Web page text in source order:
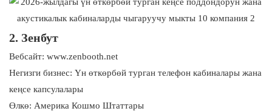
2. Зенбут
Вебсайт: www.zenbooth.net
Негизги бизнес: Үн өткөрбөй турган телефон кабиналары жана
кеңсе капсулалары
Өлкө: Америка Кошмо Штаттары